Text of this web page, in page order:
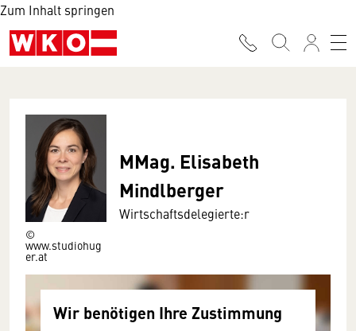
Zum Inhalt springen
©
www.studiohug
er.at
MMag. Elisabeth
Mindlberger
Wirtschaftsdelegierte:r
Wir benötigen Ihre Zustimmung